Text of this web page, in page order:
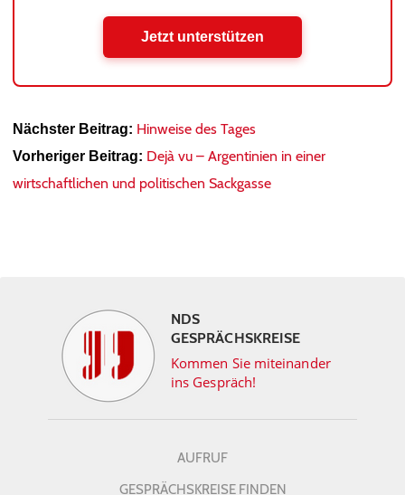
Jetzt unterstützen
Nächster Beitrag: Hinweise des Tages
Vorheriger Beitrag: Dejà vu – Argentinien in einer
wirtschaftlichen und politischen Sackgasse
NDS
GESPRÄCHSKREISE
Kommen Sie miteinander
ins Gespräch!
AUFRUF
GESPRÄCHSKREISE FINDEN